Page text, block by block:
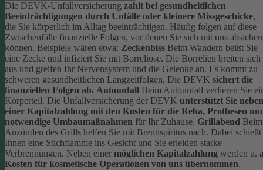
Die DEVK-Unfallversicherung zahlt bei gesundheitlichen
Beeinträchtigungen durch Unfälle oder kleinere Missgeschicke,
die Sie körperlich im Alltag beeinträchtigen. Häufig folgen auf diese
Zwischenfälle finanzielle Folgen, vor denen Sie sich mit uns
können. Beispiele wären etwa: Zeckenbiss Beim Wandern beißt Sie
eine Zecke und infiziert Sie mit Borreliose. Die Borrelien breiten sich
aus und greifen Ihr Nervensystem und die Gelenke an. Es kommt zu
schweren gesundheitlichen Langzeitfolgen. Die DEVK sichert die
finanziellen Folgen ab. Autounfall Beim Autounfall verlieren Sie
Körperteil. Die Unfallversicherung der DEVK unterstützt Sie neben
einer Kapitalzahlung mit den Kosten für die Reha, Prothesen
notwendige Umbaumaßnahmen für Ihr Zuhause. Grillabend Beim
Anzünden des Grills helfen Sie mit Brennspiritus nach. Dabei schießt
Ihnen eine Stichflamme ins Gesicht und Sie erleiden starke
Verbrennungen. Neben einer möglichen Kapitalzahlung werden u.
Kosten für kosmetische Operationen von uns übernommen.